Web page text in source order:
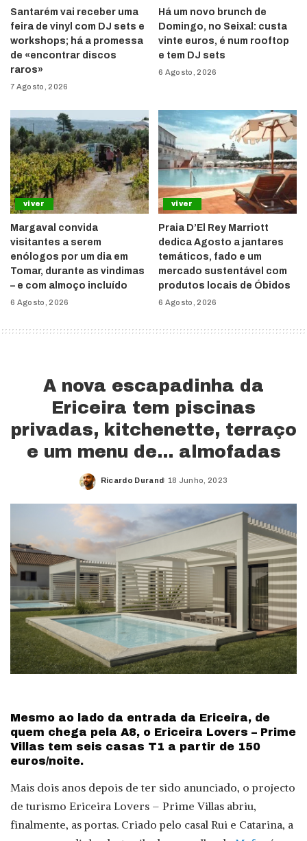
Santarém vai receber uma
feira de vinyl com DJ sets e
workshops; há a promessa
de «encontrar discos
raros»
7 Agosto, 2026
Há um novo brunch de
Domingo, no Seixal: custa
vinte euros, é num rooftop
e tem DJ sets
6 Agosto, 2026
viver
Margaval convida
visitantes a serem
enólogos por um dia em
Tomar, durante as vindimas
– e com almoço incluído
6 Agosto, 2026
viver
Praia D’El Rey Marriott
dedica Agosto a jantares
temáticos, fado e um
mercado sustentável com
produtos locais de Óbidos
6 Agosto, 2026
A nova escapadinha da
Ericeira tem piscinas
privadas, kitchenette, terraço
e um menu de… almofadas
Posted
Ricardo Durand 18 Junho, 2023
Mesmo ao lado da entrada da Ericeira, de
quem chega pela A8, o Ericeira Lovers – Prime
Villas tem seis casas T1 a partir de 150
euros/noite.
Mais dois anos depois de ter sido anunciado, o projecto
de turismo Ericeira Lovers – Prime Villas abriu,
finalmente, as portas. Criado pelo casal Rui e Catarina, a